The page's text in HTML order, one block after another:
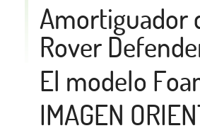
Amortiguador
Rover
El modelo
IMAGEN